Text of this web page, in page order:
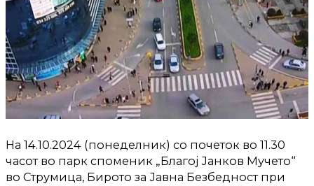
На 14.10.2024 (понеделник) со почеток во 11.30
часот во парк споменик „Благој Јанков Мучето“
во Струмица, Бирото за Јавна Безбедност при